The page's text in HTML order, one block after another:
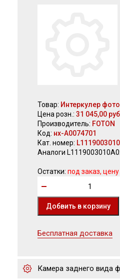
Товар: Интеркулер
Цена розн.: 31 045,00 руб
Производитель: FOTON
Код: нх-А0074701
Кат. номер:
Аналоги L1119003010A0:
Остатки: под заказ,
Бесплатная доставка
Камера заднего вида